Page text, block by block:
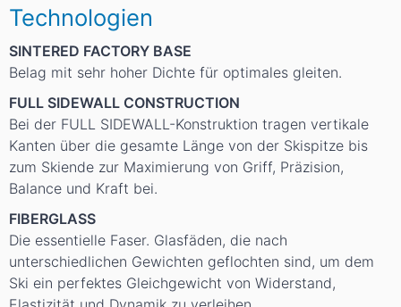
Technologien
SINTERED FACTORY BASE
Belag mit sehr hoher Dichte für optimales gleiten.
FULL SIDEWALL CONSTRUCTION
Bei der FULL SIDEWALL-Konstruktion tragen vertikale
Kanten über die gesamte Länge von der Skispitze bis
zum Skiende zur Maximierung von Griff, Präzision,
Balance und Kraft bei.
FIBERGLASS
Die essentielle Faser. Glasfäden, die nach
unterschiedlichen Gewichten geflochten sind, um dem
Ski ein perfektes Gleichgewicht von Widerstand,